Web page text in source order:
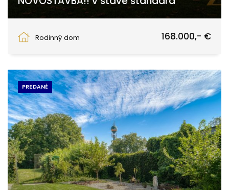
Rodinný dom
168.000,- €
PREDANÉ